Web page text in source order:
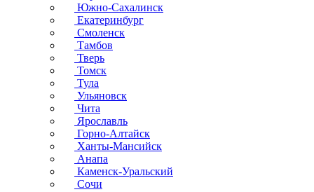
Южно-Сахалинск
Екатеринбург
Смоленск
Тамбов
Тверь
Томск
Тула
Ульяновск
Чита
Ярославль
Горно-Алтайск
Ханты-Мансийск
Анапа
Каменск-Уральский
Сочи